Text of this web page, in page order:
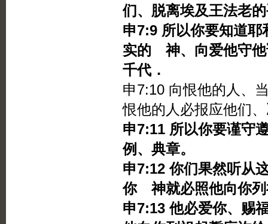
们、脱离埃及王法老
申7:9 所以你要知道
实的 神、向爱他守他
千代．
申7:10 向恨他的人、
恨他的人必报应他们
申7:11 所以你要谨守
例、典章。
申7:12 你们果然听从
你 神就必照他向你列
申7:13 他必爱你、赐